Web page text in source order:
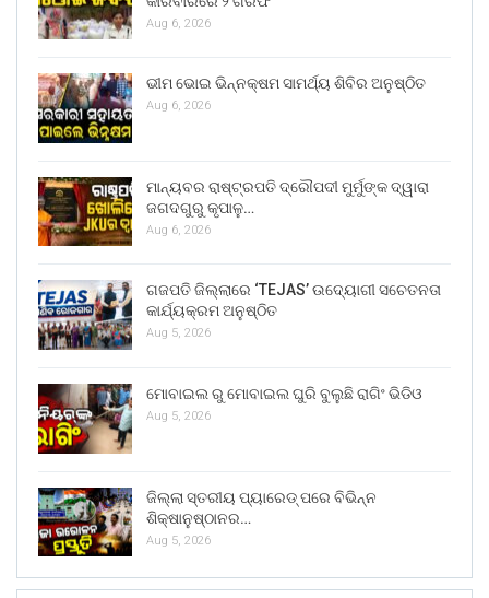
Aug 6, 2026
ଭୀମ ଭୋଇ ଭିନ୍ନକ୍ଷମ ସାମର୍ଥ୍ୟ ଶିବିର ଅନୁଷ୍ଠିତ
Aug 6, 2026
ମାନ୍ୟବର ରାଷ୍ଟ୍ରପତି ଦ୍ରୌପଦୀ ମୁର୍ମୁଙ୍କ ଦ୍ୱାରା
ଜଗଦଗୁରୁ କୃପାଳୁ…
Aug 6, 2026
ଗଜପତି ଜିଲ୍ଲାରେ ‘TEJAS’ ଉଦ୍ୟୋଗୀ ସଚେତନତା
କାର୍ଯ୍ୟକ୍ରମ ଅନୁଷ୍ଠିତ
Aug 5, 2026
ମୋବାଇଲ ରୁ ମୋବାଇଲ ଘୁରି ବୁଲୁଛି ରାଗିଂ ଭିଡିଓ
Aug 5, 2026
ଜିଲ୍ଲା ସ୍ତରୀୟ ପ୍ୟାରେଡ୍ ପରେ ବିଭିନ୍ନ
ଶିକ୍ଷାନୁଷ୍ଠାନର…
Aug 5, 2026